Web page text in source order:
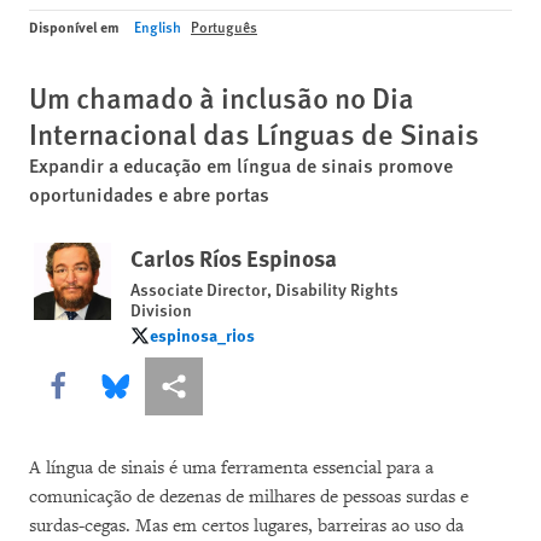
Disponível em English Português
Um chamado à inclusão no Dia
Internacional das Línguas de Sinais
Expandir a educação em língua de sinais promove
oportunidades e abre portas
Carlos Ríos Espinosa
Associate Director, Disability Rights
Division
espinosa_rios
espinosa_rios
Share this via Facebook
Share this via Bluesky
Share this via Compartilhar
A língua de sinais é uma ferramenta essencial para a
comunicação de dezenas de milhares de pessoas surdas e
surdas-cegas. Mas em certos lugares, barreiras ao uso da